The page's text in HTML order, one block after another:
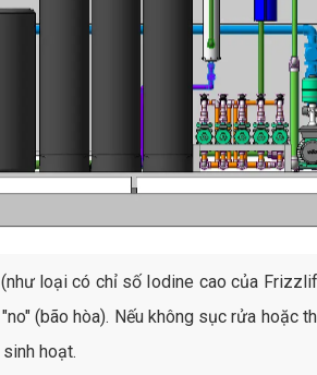
loại có chỉ số Iodine cao của
(bão hòa). Nếu không sục rửa hoặc
hoạt.